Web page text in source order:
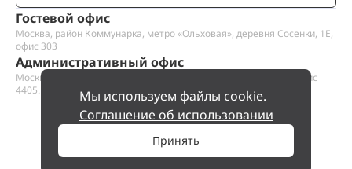
Мы используем файлы cookie.
Соглашение об использовании
Принять
45 000 000 ₽
Гостевой офис
Москва, район Коммунарка, метро «Ольховая», деревня Сосенки, 1Е,
офис 303
Административный офис
Москва, Пресненская набережная 12, Москва-сити, этаж 44, офис
4405.1
ООО «Проект Хаус».Позвольте найти ваш дом.